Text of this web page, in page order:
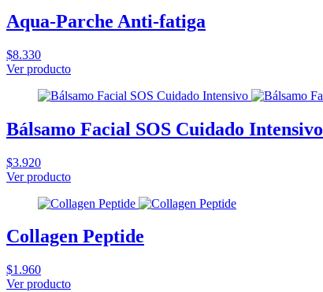
Aqua-Parche Anti-fatiga
$8.330
Ver producto
Bálsamo Facial SOS Cuidado Intensivo
$3.920
Ver producto
Collagen Peptide
$1.960
Ver producto